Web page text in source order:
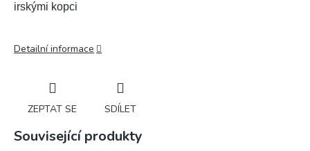
irskými kopci
Detailní informace
ZEPTAT SE SDÍLET
Související produkty